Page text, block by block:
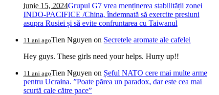
iunie 15, 2024Grupul G7 vrea menținerea stabilității zonei
INDO-PACIFICE /China, îndemnată să exercite presiuni
asupra Rusiei și să evite confruntarea cu Taiwanul
11 ani agoTien Nguyen on Secretele aromate ale cafelei
Hey guys. These girls need your helps. Hurry up!!
11 ani agoTien Nguyen on Șeful NATO cere mai multe arme
pentru Ucraina. ”Poate părea un paradox, dar este cea mai
scurtă cale către pace”